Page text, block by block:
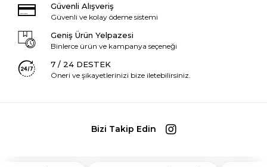
Güvenli Alışveriş
Güvenli ve kolay ödeme sistemi
Geniş Ürün Yelpazesi
Binlerce ürün ve kampanya seçeneği
7 / 24 DESTEK
Öneri ve şikayetlerinizi bize iletebilirsiniz.
Bizi Takip Edin